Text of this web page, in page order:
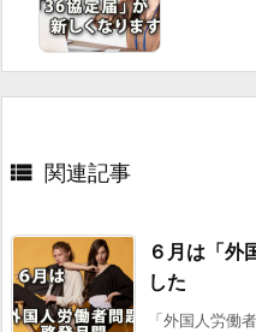
 関連記事
６月は「外
した
「外国人労